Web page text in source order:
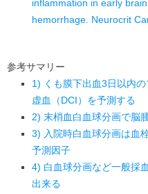
inflammation in early
hemorrhage. Neurocrit
参考サマリー
1) くも膜下出血3日以内
虚血（DCI）を予測する
2) 末梢血白血球分画で脳
3) 入院時白血球分画は血
予測因子
4) 白血球分画など一般採
出来る